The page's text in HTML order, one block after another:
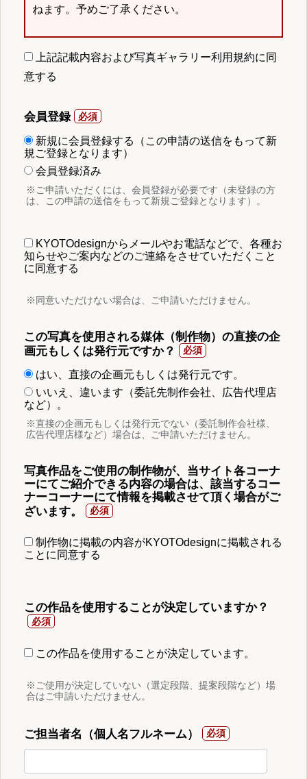
ねます。予めご了承ください。
上記記載内容および写真ギャラリー利用規約に同
意する
会員登録
新規に会員登録する（この申請の送信をもって新
規ご登録となります）
会員登録済み
※ご申請いただくには、会員登録が必要です（未登録の方
は、この申請の送信をもって新規ご登録となります）。
KYOTOdesignからメールやお電話などで、各種お
知らせやご案内などのご連絡をさせていただくこと
に同意する
※同意いただけない場合は、ご申請いただけません。
この写真を使用される媒体（制作物）の直接の企
画元もしくは発行元ですか？
はい、直接の企画元もしくは発行元です。
いいえ、違います（委託先制作会社、広告代理店
など）。
※直接の企画元もしくは発行元でない（委託制作会社様、
広告代理店様など）場合は、ご申請いただけません。
写真作品をご使用の制作物が、当サイト各コーナ
ーにてご紹介できる内容の場合は、該当するコー
ナーコーナーにて情報を掲載させて頂く場合がご
ざいます。
制作物に掲載の内容がKYOTOdesignに掲載される
ことに同意する
この作品を使用することが決定していますか？
この作品を使用することが決定しています。
※ご使用が決定していない（選定段階、提案段階など）場
合はご申請いただけません。
ご担当者名（個人名フルネーム）